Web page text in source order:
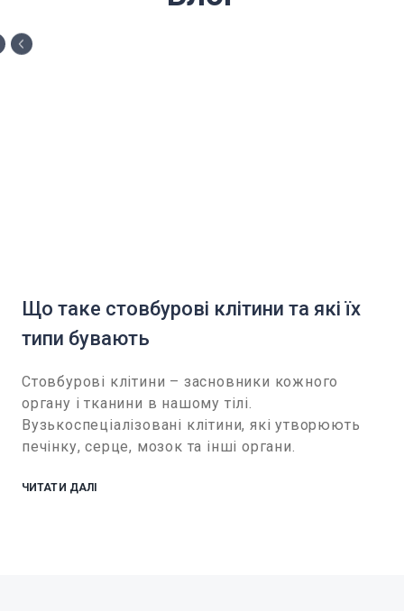
Що таке стовбурові клітини та які їх
типи бувають
Стовбурові клітини – засновники кожного
органу і тканини в нашому тілі.
Вузькоспеціалізовані клітини, які утворюють
печінку, серце, мозок та інші органи.
ЧИТАТИ ДАЛІ